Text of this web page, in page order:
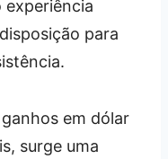
experiência
para
em dólar
surge uma